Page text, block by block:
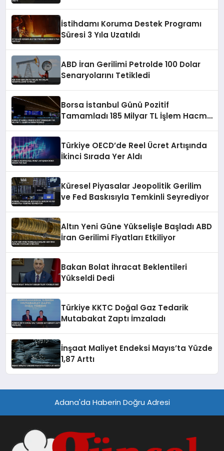
İstihdamı Koruma Destek Programı
Süresi 3 Yıla Uzatıldı
ABD İran Gerilimi Petrolde 100 Dolar
Senaryolarını Tetikledi
Borsa İstanbul Günü Pozitif
Tamamladı 185 Milyar TL İşlem Hacmi
Türkiye OECD’de Reel Ücret Artışında
İkinci Sırada Yer Aldı
Küresel Piyasalar Jeopolitik Gerilim
ve Fed Baskısıyla Temkinli Seyrediyor
Altın Yeni Güne Yükselişle Başladı ABD
İran Gerilimi Fiyatları Etkiliyor
Bakan Bolat İhracat Beklentileri
Yükseldi Dedi
Türkiye KKTC Doğal Gaz Tedarik
Mutabakat Zaptı İmzaladı
İnşaat Maliyet Endeksi Mayıs’ta Yüzde
1,87 Arttı
Adana'da Haberin Doğru Adresi